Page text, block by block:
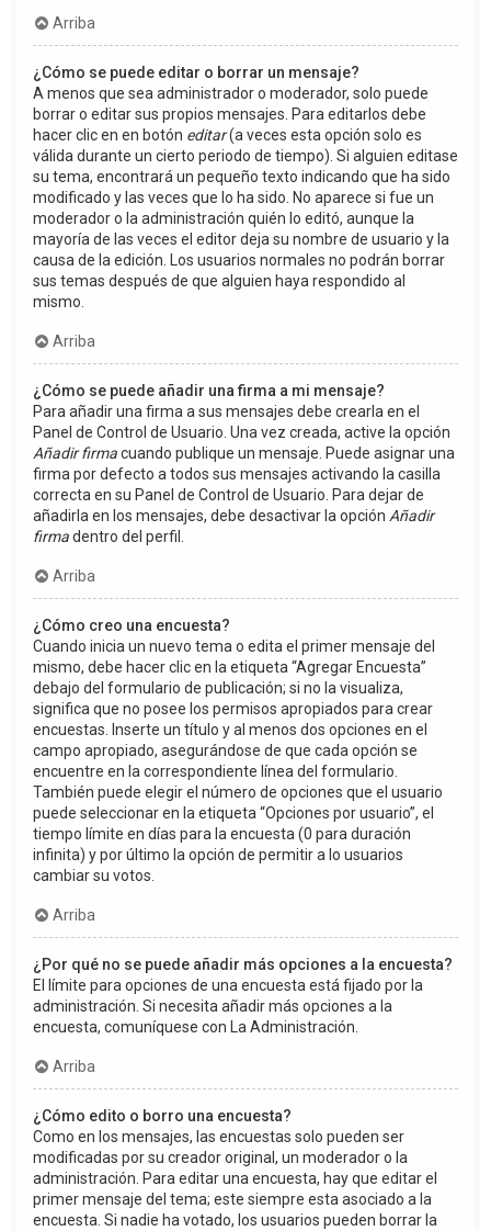
Arriba
¿Cómo se puede editar o borrar un mensaje?
A menos que sea administrador o moderador, solo puede
borrar o editar sus propios mensajes. Para editarlos debe
hacer clic en en botón editar(a veces esta opción solo es
válida durante un cierto periodo de tiempo). Si alguien editase
su tema, encontrará un pequeño texto indicando que ha sido
modificado y las veces que lo ha sido. No aparece si fue un
moderador o la administración quién lo editó, aunque la
mayoría de las veces el editor deja su nombre de usuario y la
causa de la edición. Los usuarios normales no podrán borrar
sus temas después de que alguien haya respondido al
mismo.
Arriba
¿Cómo se puede añadir una firma a mi mensaje?
Para añadir una firma a sus mensajes debe crearla en el
Panel de Control de Usuario. Una vez creada, active la opción
Añadir firmacuando publique un mensaje. Puede asignar una
firma por defecto a todos sus mensajes activando la casilla
correcta en su Panel de Control de Usuario. Para dejar de
añadirla en los mensajes, debe desactivar la opción Añadir
firmadentro del perfil.
Arriba
¿Cómo creo una encuesta?
Cuando inicia un nuevo tema o edita el primer mensaje del
mismo, debe hacer clic en la etiqueta “Agregar Encuesta”
debajo del formulario de publicación; si no la visualiza,
significa que no posee los permisos apropiados para crear
encuestas. Inserte un título y al menos dos opciones en el
campo apropiado, asegurándose de que cada opción se
encuentre en la correspondiente línea del formulario.
También puede elegir el número de opciones que el usuario
puede seleccionar en la etiqueta “Opciones por usuario”, el
tiempo límite en días para la encuesta (0 para duración
infinita) y por último la opción de permitir a lo usuarios
cambiar su votos.
Arriba
¿Por qué no se puede añadir más opciones a la encuesta?
El límite para opciones de una encuesta está fijado por la
administración. Si necesita añadir más opciones a la
encuesta, comuníquese con La Administración.
Arriba
¿Cómo edito o borro una encuesta?
Como en los mensajes, las encuestas solo pueden ser
modificadas por su creador original, un moderador o la
administración. Para editar una encuesta, hay que editar el
primer mensaje del tema; este siempre esta asociado a la
encuesta. Si nadie ha votado, los usuarios pueden borrar la